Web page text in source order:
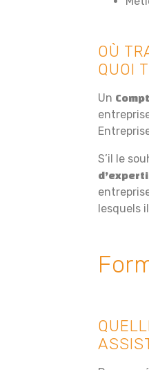
OÙ
QUOI
Un
S’il le
lesquels